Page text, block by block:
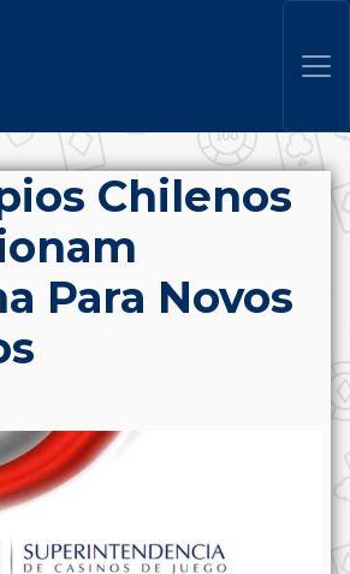
Chilenos
Para Novos